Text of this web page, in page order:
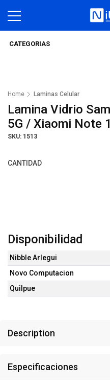
CATEGORIAS
Home Laminas Celular
Lamina Vidrio
5G / Xiaomi Note
SKU: 1513
CANTIDAD
Disponibilidad
Nibble Arlegui
Novo Computacion
Quilpue
Description
Especificaciones